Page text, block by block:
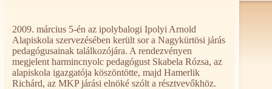
2009. március 5-én az ipolybalogi Ipolyi Arnold
Alapiskola szervezésében került sor a Nagykürtösi járás
pedagógusainak találkozójára. A rendezvényen
megjelent harmincnyolc pedagógust Skabela Rózsa, az
alapiskola igazgatója köszöntötte, majd Hamerlik
Richárd, az MKP járási elnöké szólt a résztvevőkhöz.